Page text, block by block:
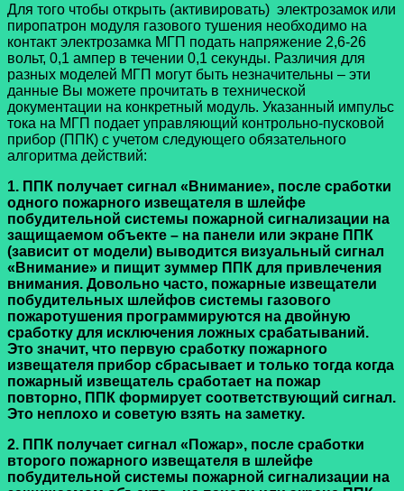
Для того чтобы открыть (активировать) электрозамок или
пиропатрон модуля газового тушения необходимо на
контакт электрозамка МГП подать напряжение 2,6-26
вольт, 0,1 ампер в течении 0,1 секунды. Различия для
разных моделей МГП могут быть незначительны – эти
данные Вы можете прочитать в технической
документации на конкретный модуль. Указанный импульс
тока на МГП подает управляющий контрольно-пусковой
прибор (ППК) с учетом следующего обязательного
алгоритма действий:
1. ППК получает сигнал «Внимание», после сработки
одного пожарного извещателя в шлейфе
побудительной системы пожарной сигнализации на
защищаемом объекте – на панели или экране ППК
(зависит от модели) выводится визуальный сигнал
«Внимание» и пищит зуммер ППК для привлечения
внимания. Довольно часто, пожарные извещатели
побудительных шлейфов системы газового
пожаротушения программируются на двойную
сработку для исключения ложных срабатываний.
Это значит, что первую сработку пожарного
извещателя прибор сбрасывает и только тогда когда
пожарный извещатель сработает на пожар
повторно, ППК формирует соответствующий сигнал.
Это неплохо и советую взять на заметку.
2. ППК получает сигнал «Пожар», после сработки
второго пожарного извещателя в шлейфе
побудительной системы пожарной сигнализации на